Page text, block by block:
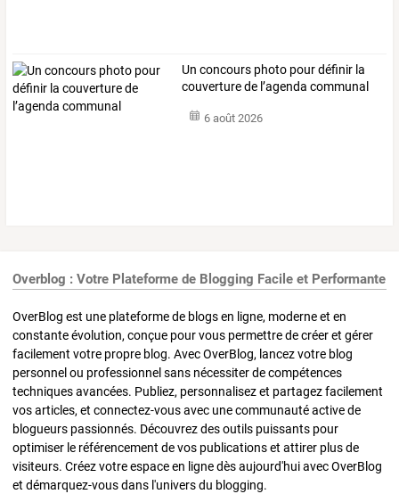
Un concours photo pour définir la
couverture de l’agenda communal
6 août 2026
Overblog : Votre Plateforme de Blogging Facile et Performante
OverBlog est une plateforme de blogs en ligne, moderne et en
constante évolution, conçue pour vous permettre de créer et gérer
facilement votre propre blog. Avec OverBlog, lancez votre blog
personnel ou professionnel sans nécessiter de compétences
techniques avancées. Publiez, personnalisez et partagez facilement
vos articles, et connectez-vous avec une communauté active de
blogueurs passionnés. Découvrez des outils puissants pour
optimiser le référencement de vos publications et attirer plus de
visiteurs. Créez votre espace en ligne dès aujourd'hui avec OverBlog
et démarquez-vous dans l'univers du blogging.